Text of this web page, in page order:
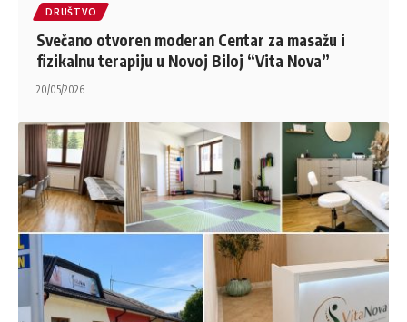
DRUŠTVO
Svečano otvoren moderan Centar za masažu i
fizikalnu terapiju u Novoj Biloj “Vita Nova”
20/05/2026